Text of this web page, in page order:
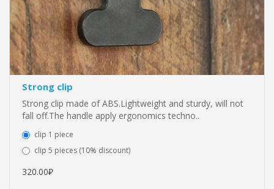
Strong clip
Strong clip made of ABS.Lightweight and sturdy, will not
fall off.The handle apply ergonomics techno..
clip 1 piece
clip 5 pieces (10% discount)
320.00₽